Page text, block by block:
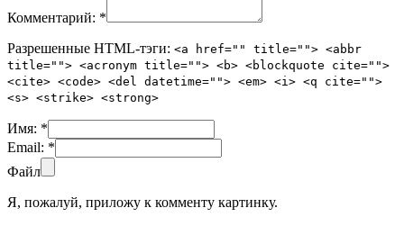
Комментарий: *
Разрешенные HTML-тэги: <a href="" title=""> <abbr
title=""> <acronym title=""> <b> <blockquote cite="">
<cite> <code> <del datetime=""> <em> <i> <q cite="">
<s> <strike> <strong>
Имя: *
Email: *
Файл
Я, пожалуй, приложу к комменту картинку.